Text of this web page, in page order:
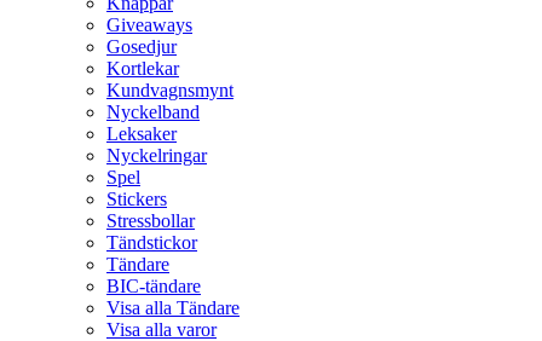
Giveaways
Gosedjur
Kortlekar
Kundvagnsmynt
Nyckelband
Leksaker
Nyckelringar
Spel
Stickers
Stressbollar
Tändstickor
Tändare
BIC-tändare
Visa alla Tändare
Visa alla varor